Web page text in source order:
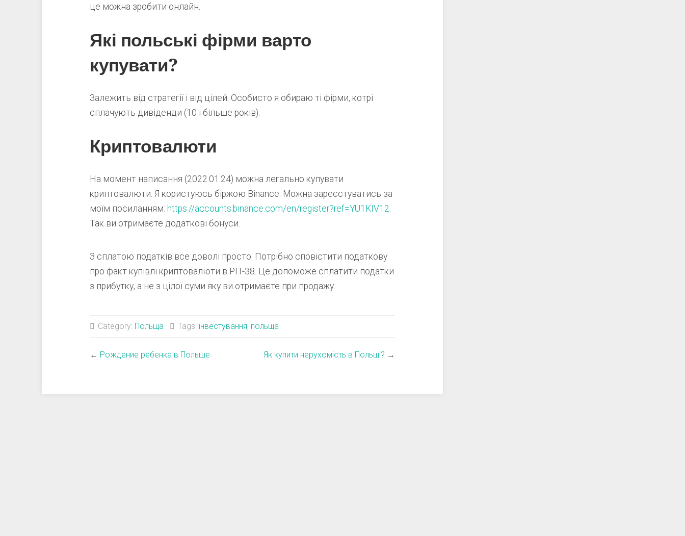
це можна зробити онлайн.
Які польські фірми варто
купувати?
Залежить від стратегії і від цілей. Особисто я обираю ті фірми, котрі
сплачують дивіденди (10 і більше років).
Криптовалюти
На момент написання (2022.01.24) можна легально купувати
криптовалюти. Я користуюсь біржою Binance. Можна зареєстуватись за
моїм посиланням: https://accounts.binance.com/en/register?ref=YU1KIV12.
Так ви отримаєте додаткові бонуси.
З сплатою податків все доволі просто. Потрібно сповістити податкову
про факт купівлі криптовалюти в PIT-38. Це допоможе сплатити податки
з прибутку, а не з цілої суми яку ви отримаєте при продажу.
Category: Польща Tags: інвестування, польща
← Рождение ребенка в Польше Як купити нерухомість в Польщі? →